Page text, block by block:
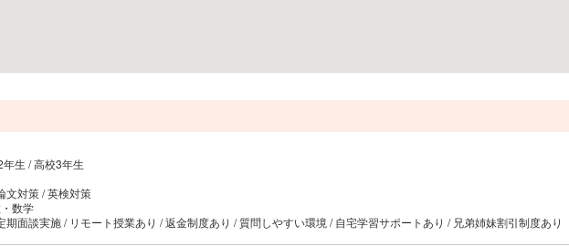
生 / 高校3年生
文対策 / 英検対策
数学
期面談実施 / リモート授業あり / 返金制度あり / 質問しやすい環境 / 自宅学習サポートあり / 兄弟姉妹割引制度あり